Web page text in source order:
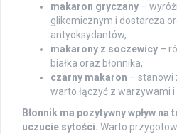
makaron gryczany –
glikemicznym i dostarcza
antyoksydantów,
makarony z soczewicy –
białka oraz błonnika,
czarny makaron – stanowi
warto łączyć z warzywami i
Błonnik ma pozytywny wpływ
uczucie sytości. Warto